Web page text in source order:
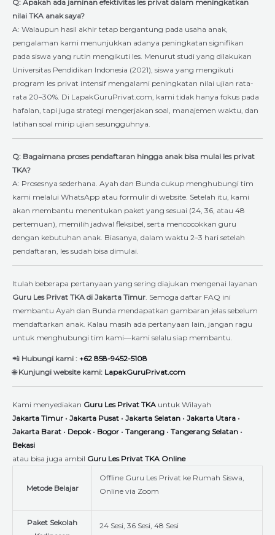
Q: Apakah ada jaminan efektivitas les privat dalam meningkatkan
nilai TKA anak saya?
A: Walaupun hasil akhir tetap bergantung pada usaha anak,
pengalaman kami menunjukkan adanya peningkatan signifikan
pada siswa yang rutin mengikuti les. Menurut studi yang dilakukan
Universitas Pendidikan Indonesia (2021), siswa yang mengikuti
program les privat intensif mengalami peningkatan nilai ujian rata-
rata 20–30%. Di LapakGuruPrivat.com, kami tidak hanya fokus pada
hafalan, tapi juga strategi mengerjakan soal, manajemen waktu, dan
latihan soal mirip ujian sesungguhnya.
Q: Bagaimana proses pendaftaran hingga anak bisa mulai les privat
TKA?
A: Prosesnya sederhana. Ayah dan Bunda cukup menghubungi tim
kami melalui WhatsApp atau formulir di website. Setelah itu, kami
akan membantu menentukan paket yang sesuai (24, 36, atau 48
pertemuan), memilih jadwal fleksibel, serta mencocokkan guru
dengan kebutuhan anak. Biasanya, dalam waktu 2–3 hari setelah
pendaftaran, les sudah bisa dimulai.
Itulah beberapa pertanyaan yang sering diajukan mengenai layanan
Guru Les Privat TKA di Jakarta Timur . Semoga daftar FAQ ini
membantu Ayah dan Bunda mendapatkan gambaran jelas sebelum
mendaftarkan anak. Kalau masih ada pertanyaan lain, jangan ragu
untuk menghubungi tim kami—kami selalu siap membantu.
📲 Hubungi kami : +62 858-9452-5108
🌐Kunjungi website kami: LapakGuruPrivat.com
Kami menyediakan Guru Les Privat TKA untuk Wilayah
Jakarta Timur • Jakarta Pusat • Jakarta Selatan • Jakarta Utara •
Jakarta Barat • Depok• Bogor • Tangerang • Tangerang Selatan •
Bekasi
atau bisa juga ambil Guru Les Privat TKA Online
Metode Belajar
Offline Guru Les Privat ke Rumah Siswa,
Online via Zoom
Paket Sekolah
24 Sesi, 36 Sesi, 48 Sesi